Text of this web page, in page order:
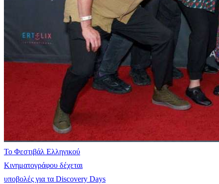
Το Φεστιβάλ Ελληνικού
Κινηματογράφου δέχεται
υποβολές για τα Discovery Days